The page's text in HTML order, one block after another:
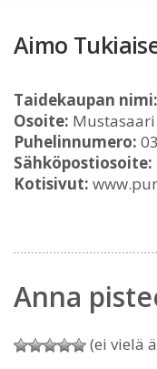
Aimo
Taidekaupan nimi:
Osoite: Mustasaari
Puhelinnumero:
Sähköpostiosoite:
Kotisivut:
Anna
(ei vielä